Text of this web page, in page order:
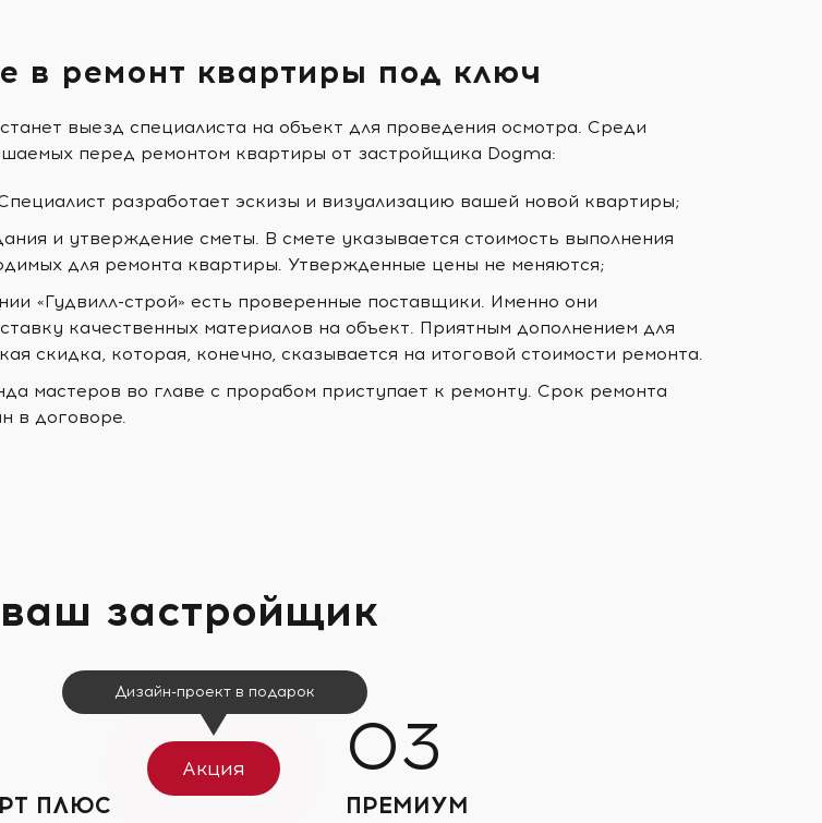
в ремонт квартиры под ключ
выезд специалиста на объект для проведения осмотра. Среди
перед ремонтом квартиры от застройщика Dogma:
разработает эскизы и визуализацию вашей новой квартиры;
и утверждение сметы. В смете указывается стоимость выполнения
для ремонта квартиры. Утвержденные цены не меняются;
«Гудвилл-строй» есть проверенные поставщики. Именно они
качественных материалов на объект. Приятным дополнением для
скидка, которая, конечно, сказывается на итоговой стоимости ремонта.
мастеров во главе с прорабом приступает к ремонту. Срок ремонта
в договоре.
застройщик
ПЛЮС
Акция
Дизайн-проект в подарок
ПРЕМИУМ